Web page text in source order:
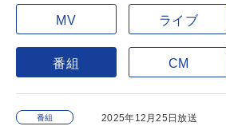
MV ライブ
番組 CM
番組 2025年12月25日放送